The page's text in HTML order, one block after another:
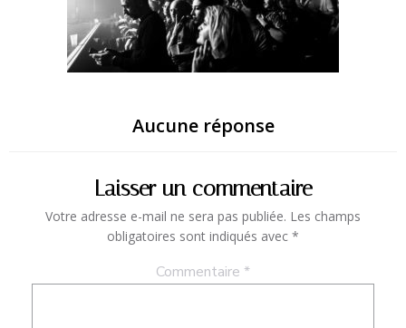
Aucune réponse
Laisser un commentaire
Votre adresse e-mail ne sera pas publiée. Les champs
obligatoires sont indiqués avec *
Commentaire *